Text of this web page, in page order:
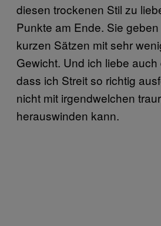
diesen trockenen Stil zu
Punkte am Ende. Sie
kurzen Sätzen mit sehr
Gewicht. Und ich liebe
dass ich Streit so richtig
nicht mit irgendwelchen
herauswinden kann.